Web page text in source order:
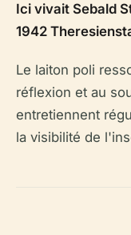
Ici vivait Sebald
1942
Le laiton poli
réflexion et au
entretiennent
la visibilité de